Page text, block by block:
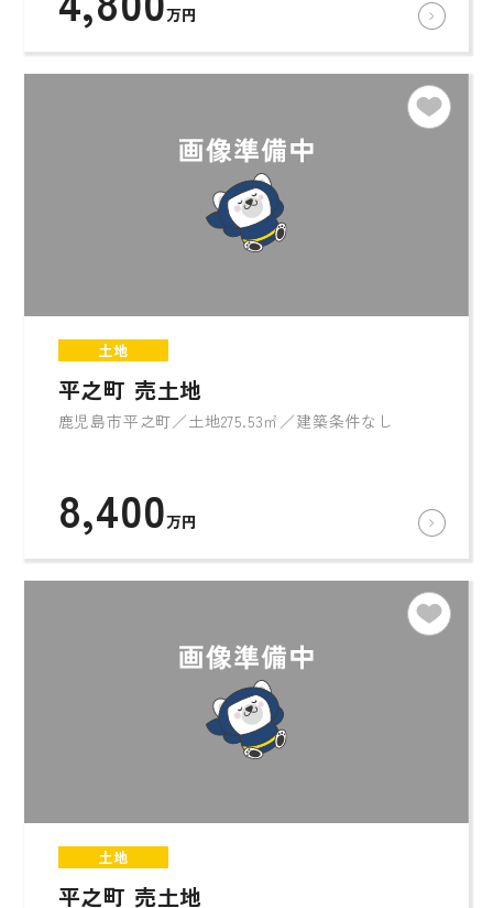
万円
土地
平之町 売土地
鹿児島市平之町／土地275.53㎡／建築条件なし
8,400万円
土地
平之町 売土地